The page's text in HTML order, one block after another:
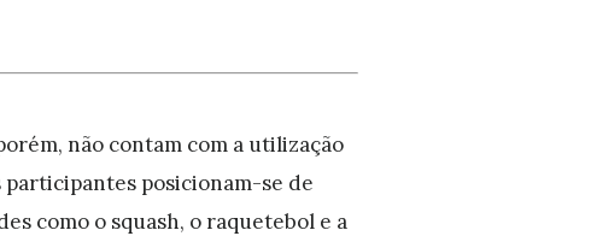
não contam com a utilização
posicionam-se de
como o squash, o raquetebol e a